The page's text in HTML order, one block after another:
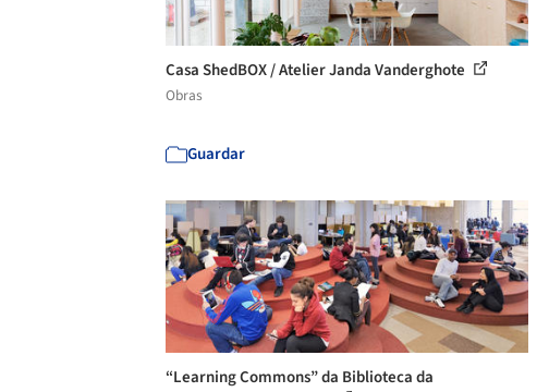
Casa ShedBOX / Atelier Janda Vanderghote
Obras
Guardar
“Learning Commons” da Biblioteca da